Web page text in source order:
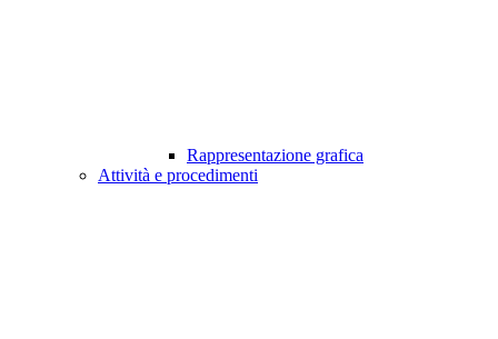
Rappresentazione grafica
Attività e procedimenti